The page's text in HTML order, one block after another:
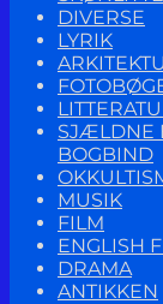
DIVERSE
LYRIK
SJÆLDNE
BOGBIND
MUSIK
FILM
ENGLISH
DRAMA
ANTIKKEN